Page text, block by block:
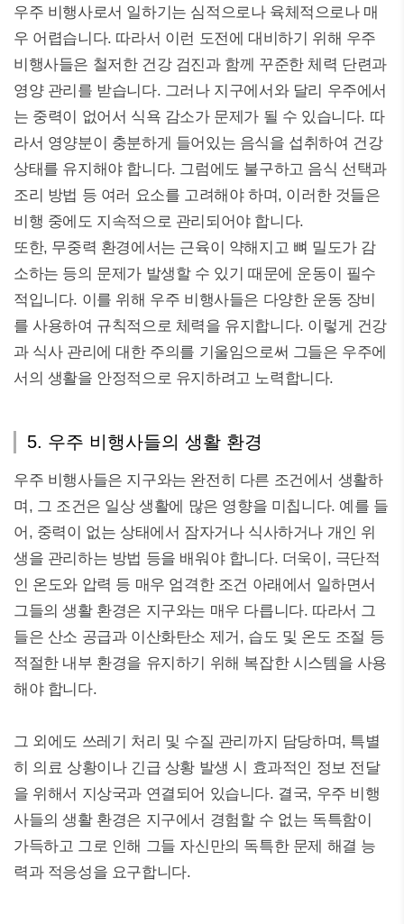
우주 비행사로서 일하기는 심적으로나 육체적으로나 매
우 어렵습니다. 따라서 이런 도전에 대비하기 위해 우주
비행사들은 철저한 건강 검진과 함께 꾸준한 체력 단련과
영양 관리를 받습니다. 그러나 지구에서와 달리 우주에서
는 중력이 없어서 식욕 감소가 문제가 될 수 있습니다. 따
라서 영양분이 충분하게 들어있는 음식을 섭취하여 건강
상태를 유지해야 합니다. 그럼에도 불구하고 음식 선택과
조리 방법 등 여러 요소를 고려해야 하며, 이러한 것들은
비행 중에도 지속적으로 관리되어야 합니다.
또한, 무중력 환경에서는 근육이 약해지고 뼈 밀도가 감
소하는 등의 문제가 발생할 수 있기 때문에 운동이 필수
적입니다. 이를 위해 우주 비행사들은 다양한 운동 장비
를 사용하여 규칙적으로 체력을 유지합니다. 이렇게 건강
과 식사 관리에 대한 주의를 기울임으로써 그들은 우주에
서의 생활을 안정적으로 유지하려고 노력합니다.
5. 우주 비행사들의 생활 환경
우주 비행사들은 지구와는 완전히 다른 조건에서 생활하
며, 그 조건은 일상 생활에 많은 영향을 미칩니다. 예를 들
어, 중력이 없는 상태에서 잠자거나 식사하거나 개인 위
생을 관리하는 방법 등을 배워야 합니다. 더욱이, 극단적
인 온도와 압력 등 매우 엄격한 조건 아래에서 일하면서
그들의 생활 환경은 지구와는 매우 다릅니다. 따라서 그
들은 산소 공급과 이산화탄소 제거, 습도 및 온도 조절 등
적절한 내부 환경을 유지하기 위해 복잡한 시스템을 사용
해야 합니다.
그 외에도 쓰레기 처리 및 수질 관리까지 담당하며, 특별
히 의료 상황이나 긴급 상황 발생 시 효과적인 정보 전달
을 위해서 지상국과 연결되어 있습니다. 결국, 우주 비행
사들의 생활 환경은 지구에서 경험할 수 없는 독특함이
가득하고 그로 인해 그들 자신만의 독특한 문제 해결 능
력과 적응성을 요구합니다.